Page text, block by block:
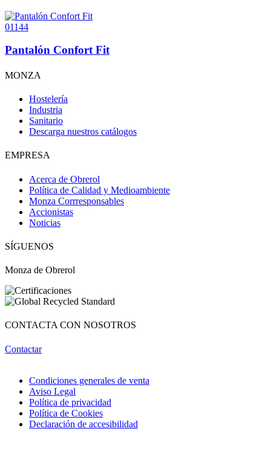
01144
Pantalón Confort Fit
MONZA
Hostelería
Industria
Sanitario
Descarga nuestros catálogos
EMPRESA
Acerca de Obrerol
Política de Calidad y Medioambiente
Monza Corrresponsables
Accionistas
Noticias
SÍGUENOS
Monza de Obrerol
CONTACTA CON NOSOTROS
Contactar
Condiciones generales de venta
Aviso Legal
Política de privacidad
Política de Cookies
Declaración de accesibilidad